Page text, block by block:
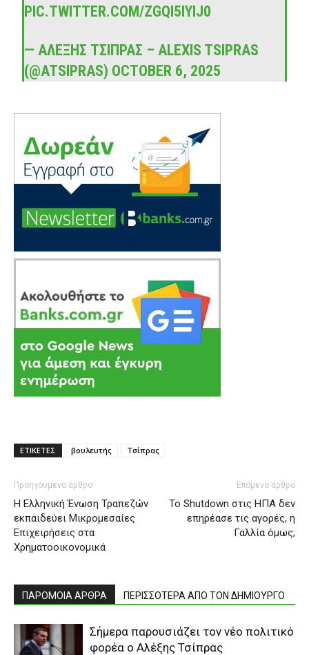
PIC.TWITTER.COM/ZGQI5IYIJ0
— ΑΛΈΞΗΣ ΤΣΊΠΡΑΣ – ALEXIS TSIPRAS
(@ATSIPRAS) OCTOBER 6, 2025
ΕΤΙΚΕΤΕΣ βουλευτής Τσίπρας
Προηγούμενο άρθρο
Η Ελληνική Ένωση Τραπεζών
εκπαιδεύει Μικρομεσαίες
Επιχειρήσεις στα
Χρηματοοικονομικά
Επόμενο άρθρο
Το Shutdown στις ΗΠΑ δεν
επηρέασε τις αγορές, η
Γαλλία όμως;
ΠΑΡΟΜΟΙΑ ΑΡΘΡΑ ΠΕΡΙΣΣΟΤΕΡΑ ΑΠΟ ΤΟΝ ΔΗΜΙΟΥΡΓΟ
Σήμερα παρουσιάζει τον νέο πολιτικό
φορέα ο Αλέξης Τσίπρας